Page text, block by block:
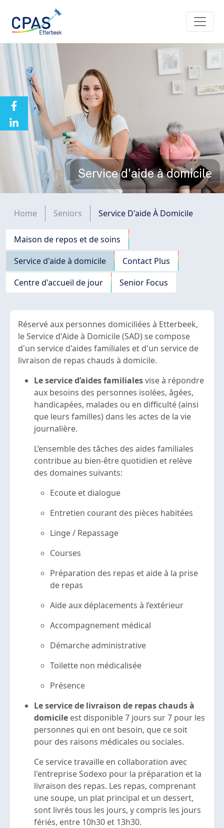
Service d'aide à domicile
Fil d'Ariane
Home Seniors Service D'aide À Domicile
Navigation principale
Maison de repos et de soins
Service d'aide à domicile
Contact Plus
Centre d'accueil de jour
Senior Focus
Réservé aux personnes domiciliées à Etterbeek,
le Service d'Aide à Domicile (SAD) se compose
d'un service d'aides familiales et d'un service de
livraison de repas chauds à domicile.
Le service d’aides familialesvise à répondre
aux besoins des personnes isolées, âgées,
handicapées, malades ou en difficulté (ainsi
que leurs familles) dans les actes de la vie
journalière.
L’ensemble des tâches des aides familiales
contribue au bien-être quotidien et relève
des domaines suivants:
Ecoute et dialogue
Entretien courant des pièces habitées
Linge / Repassage
Courses
Préparation des repas et aide à la prise
de repas
Aide aux déplacements à l’extérieur
Accompagnement médical
Démarche administrative
Toilette non médicalisée
Présence
Le service de livraison de repas chauds à
domicile est disponible 7 jours sur 7 pour les
personnes qui en ont besoin, que ce soit
pour des raisons médicales ou sociales.
Ce service travaille en collaboration avec
l'entreprise Sodexo pour la préparation et la
livraison des repas. Les repas, comprenant
une soupe, un plat principal et un dessert,
sont livrés tous les jours, y compris les jours
fériés, entre 10h30 et 13h30.